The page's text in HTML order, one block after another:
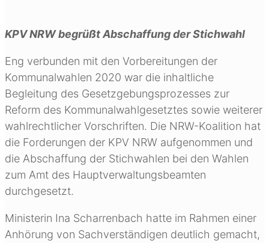
KPV NRW begrüßt Abschaffung der Stichwahl
Eng verbunden mit den Vorbereitungen der
Kommunalwahlen 2020 war die inhaltliche
Begleitung des Gesetzgebungsprozesses zur
Reform des Kommunalwahlgesetztes sowie weiterer
wahlrechtlicher Vorschriften. Die NRW-Koalition hat
die Forderungen der KPV NRW aufgenommen und
die Abschaffung der Stichwahlen bei den Wahlen
zum Amt des Hauptverwaltungsbeamten
durchgesetzt.
Ministerin Ina Scharrenbach hatte im Rahmen einer
Anhörung von Sachverständigen deutlich gemacht,